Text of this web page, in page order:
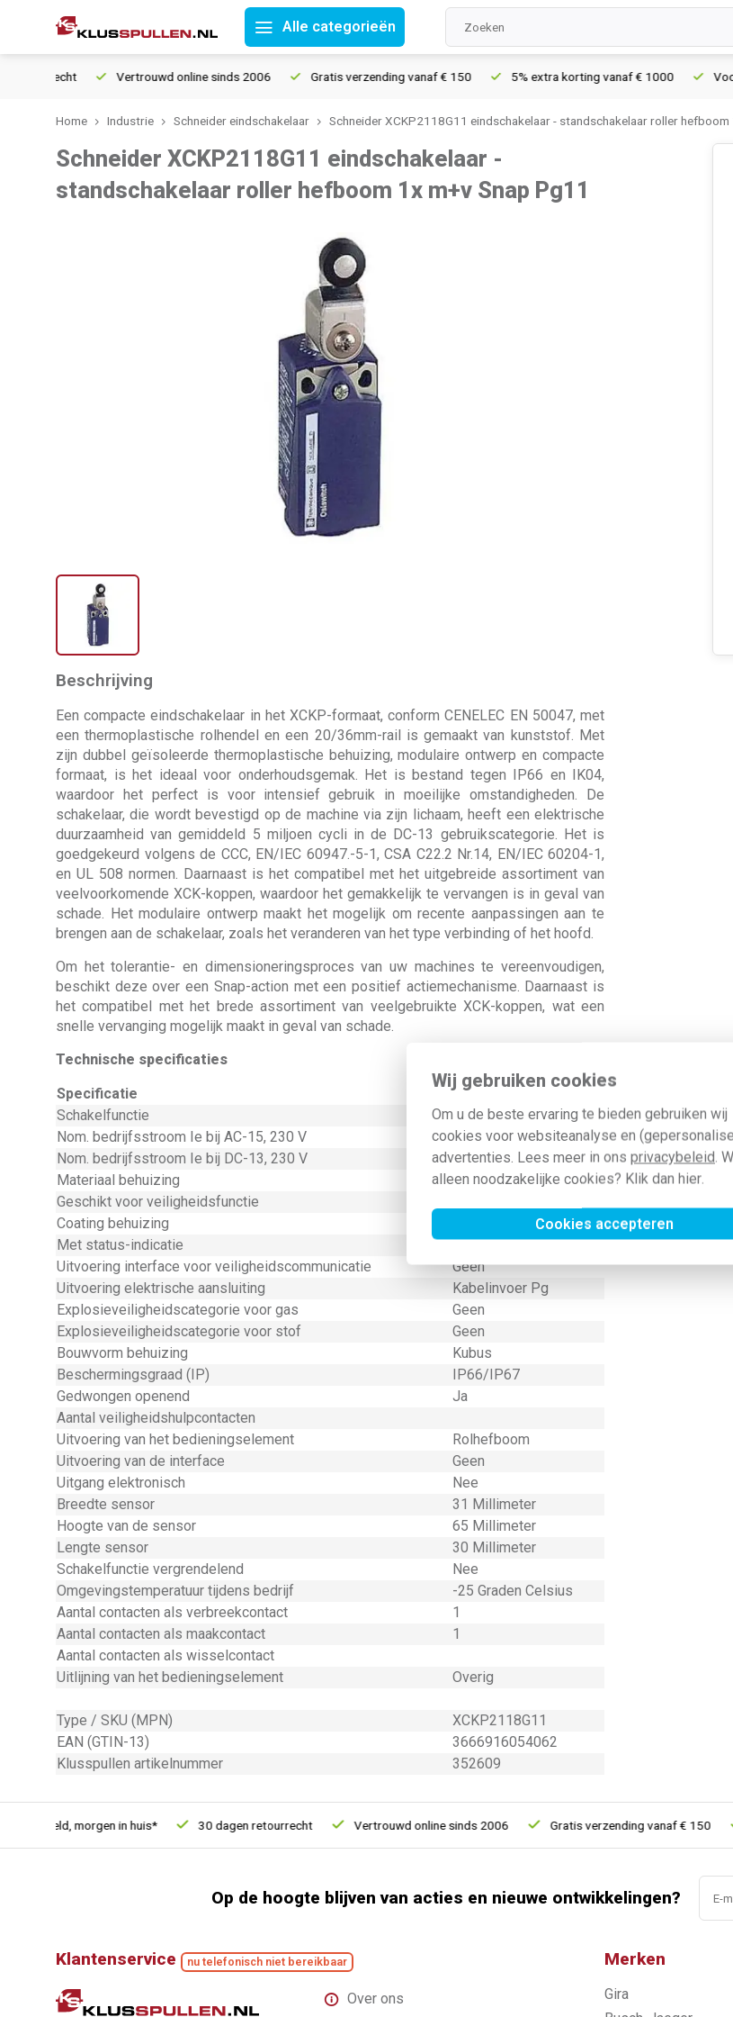
Wij gebruiken cookies
Om u de beste ervaring te bieden gebruiken wij
cookies voor websiteanalyse en
advertenties. Lees meer in ons privacybeleid.
alleen noodzakelijke cookies? Klik dan hier.
Cookies accepteren
Alle categorieën
Vertrouwd online sinds 2006 Gratis verzending vanaf € 150 5% extra korting vanaf € 1000 Voor
Home Industrie Schneider eindschakelaar Schneider XCKP2118G11 eindschakelaar - standschakelaar roller hefboom
Schneider XCKP2118G11 eindschakelaar -
standschakelaar roller hefboom 1x m+v Snap Pg11
Beschrijving
Een compacte eindschakelaar in het XCKP-formaat, conform CENELEC EN 50047, met
een thermoplastische rolhendel en een 20/36mm-rail is gemaakt van kunststof. Met
zijn dubbel geïsoleerde thermoplastische behuizing, modulaire ontwerp en compacte
formaat, is het ideaal voor onderhoudsgemak. Het is bestand tegen IP66 en IK04,
waardoor het perfect is voor intensief gebruik in moeilijke omstandigheden. De
schakelaar, die wordt bevestigd op de machine via zijn lichaam, heeft een elektrische
duurzaamheid van gemiddeld 5 miljoen cycli in de DC-13 gebruikscategorie. Het is
goedgekeurd volgens de CCC, EN/IEC 60947.-5-1, CSA C22.2 Nr.14, EN/IEC 60204-1,
en UL 508 normen. Daarnaast is het compatibel met het uitgebreide assortiment van
veelvoorkomende XCK-koppen, waardoor het gemakkelijk te vervangen is in geval van
schade. Het modulaire ontwerp maakt het mogelijk om recente aanpassingen aan te
brengen aan de schakelaar, zoals het veranderen van het type verbinding of het hoofd.
Om het tolerantie- en dimensioneringsproces van uw machines te vereenvoudigen,
beschikt deze over een Snap-action met een positief actiemechanisme. Daarnaast is
het compatibel met het brede assortiment van veelgebruikte XCK-koppen, wat een
snelle vervanging mogelijk maakt in geval van schade.
Technische specificaties
Specificatie
Waarde
Schakelfunctie
Momentschakeling
Nom. bedrijfsstroom Ie bij AC-15, 230 V
3 Ampère
Nom. bedrijfsstroom Ie bij DC-13, 230 V
27 Ampère
Materiaal behuizing
Kunststof
Geschikt voor veiligheidsfunctie
Coating behuizing
Met status-indicatie
Nee
Uitvoering interface voor veiligheidscommunicatie
Geen
Uitvoering elektrische aansluiting
Kabelinvoer Pg
Explosieveiligheidscategorie voor gas
Geen
Explosieveiligheidscategorie voor stof
Geen
Bouwvorm behuizing
Kubus
Beschermingsgraad (IP)
IP66/IP67
Gedwongen openend
Ja
Aantal veiligheidshulpcontacten
Uitvoering van het bedieningselement
Rolhefboom
Uitvoering van de interface
Geen
Uitgang elektronisch
Nee
Breedte sensor
31 Millimeter
Hoogte van de sensor
65 Millimeter
Lengte sensor
30 Millimeter
Schakelfunctie vergrendelend
Nee
Omgevingstemperatuur tijdens bedrijf
-25 Graden Celsius
Aantal contacten als verbreekcontact
1
Aantal contacten als maakcontact
1
Aantal contacten als wisselcontact
Uitlijning van het bedieningselement
Overig
Type / SKU (MPN)
XCKP2118G11
EAN (GTIN-13)
3666916054062
Klusspullen artikelnummer
352609
morgen in huis* 30 dagen retourrecht Vertrouwd online sinds 2006 Gratis verzending vanaf € 150
Op de hoogte blijven van acties en nieuwe ontwikkelingen?
Klantenservice nu telefonisch niet bereikbaar
Over ons
Merken
Gira